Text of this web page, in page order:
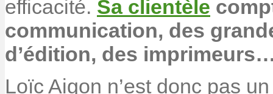
efficacité. Sa clientèle
communication, des
d’édition, des
Loïc Aigon n’est donc pas